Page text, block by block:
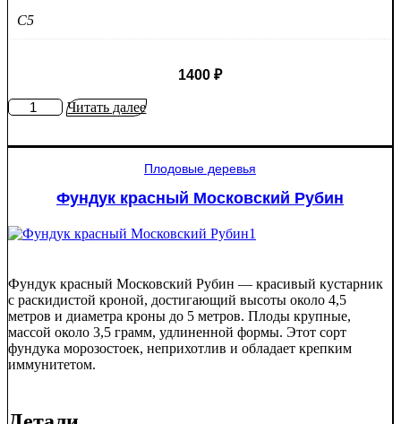
C5
1400 ₽
КоличествоЧитать далее
Плодовые деревья
Фундук красный Московский Рубин
Фундук красный Московский Рубин — красивый кустарник
с раскидистой кроной, достигающий высоты около 4,5
метров и диаметра кроны до 5 метров. Плоды крупные,
массой около 3,5 грамм, удлиненной формы. Этот сорт
фундука морозостоек, неприхотлив и обладает крепким
иммунитетом.